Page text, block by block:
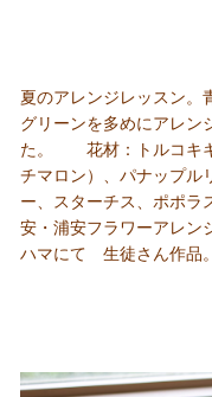
夏のアレンジレッスン。
グリーンを多めにアレン
た。 花材：トルコキキ
チマロン）、パナップル
ー、スターチス、ポポ
安・浦安フラワーアレ
ハマにて 生徒さん作品。